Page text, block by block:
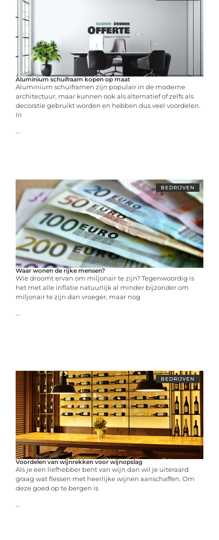
Aluminium schuifraam kopen op maat
Aluminium schuiframen zijn populair in de moderne
architectuur, maar kunnen ook als alternatief of zelfs als
decoratie gebruikt worden en hebben dus veel voordelen.
In
...
BEDRIJVEN
Waar wonen de rijke mensen?
Wie droomt ervan om miljonair te zijn? Tegenwoordig is
het met alle inflatie natuurlijk al minder bijzonder om
miljonair te zijn dan vroeger, maar nog
...
BEDRIJVEN
Voordelen van wijnrekken voor wijnopslag
Als je een liefhebber bent van wijn dan wil je uiteraard
graag wat flessen met heerlijke wijnen aanschaffen. Om
deze goed op te bergen is
...